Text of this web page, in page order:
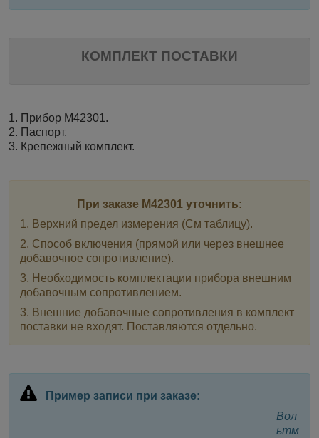
КОМПЛЕКТ ПОСТАВКИ
1. Прибор М42301.
2. Паспорт.
3. Крепежный комплект.
При заказе М42301 уточнить:
1. Верхний предел измерения (См таблицу).
2. Способ включения (прямой или через внешнее
добавочное сопротивление).
3. Необходимость комплектации прибора внешним
добавочным сопротивлением.
3. Внешние добавочные сопротивления в комплект
поставки не входят. Поставляются отдельно.
Пример записи при заказе:
Вол
ьтм